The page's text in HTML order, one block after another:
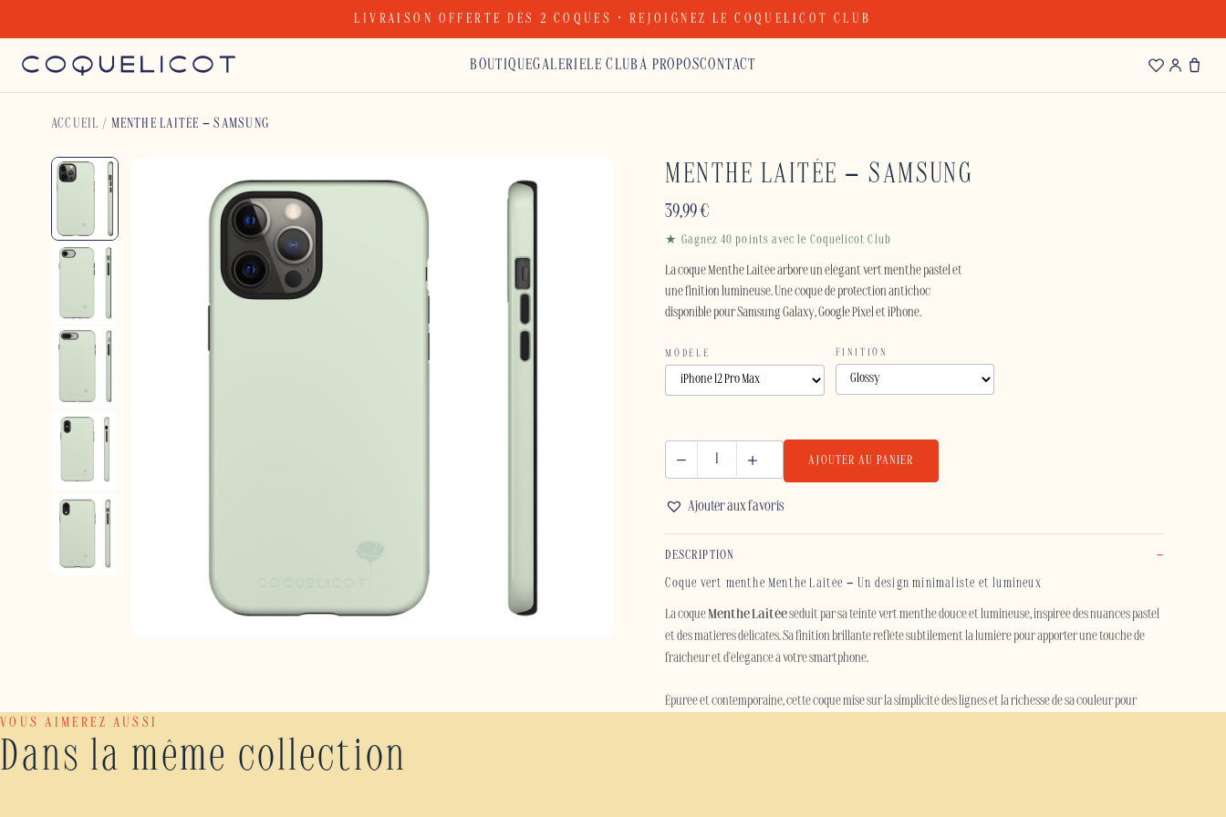
content
LIVRAISON OFFERTE DÈS 2 COQUES · REJOIGNEZ LE COQUELICOT CLUB
BOUTIQUEGALERIELE CLUBÀ PROPOSCONTACT
ACCUEIL / MENTHE LAITÉE – SAMSUNG
MENTHE LAITÉE – SAMSUNG
39,99€
★ Gagnez 40 points avec le Coquelicot Club
La coque Menthe Laitée arbore un élégant vert menthe pastel et
une finition lumineuse. Une coque de protection antichoc
disponible pour Samsung Galaxy, Google Pixel et iPhone.
MODÈLE FINITION
MENTHE
LAITÉE
-
SAMSUNG
AJOUTER AU PANIER
Ajouter aux favoris
DESCRIPTION
Coque vert menthe Menthe Laitée – Un design minimaliste et lumineux
La coqueMenthe Laitéeséduit par sa teinte vert menthe douce et lumineuse, inspirée des nuances pastel
et des matières délicates. Sa finition brillante reflète subtilement la lumière pour apporter une touche de
fraîcheur et d'élégance à votre smartphone.
Épurée et contemporaine, cette coque mise sur la simplicité des lignes et la richesse de sa couleur pour
VOUS AIMEREZ AUSSI
Dans la même collection